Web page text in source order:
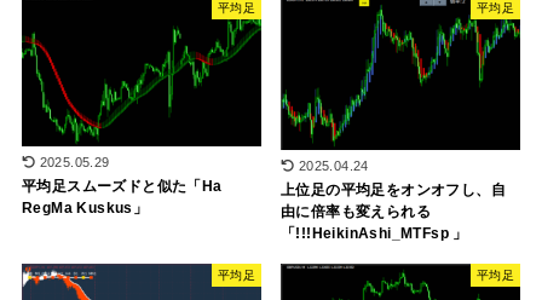
平均足
2025.05.29
平均足スムーズドと似た「Ha
RegMa Kuskus」
平均足
2025.04.24
上位足の平均足をオンオフし、自
由に倍率も変えられる
「!!!HeikinAshi_MTFsp 」
平均足 平均足